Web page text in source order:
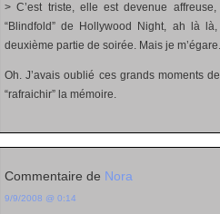
> C’est triste, elle est devenue
“Blindfold” de Hollywood Night, ah là
deuxième partie de soirée. Mais je m’égare.
Oh. J’avais oublié ces grands moments
“rafraichir” la mémoire.
Commentaire de Nora
9/9/2008 @ 0:14